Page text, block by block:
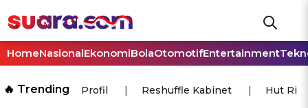
HomeNasionalEkonomiBolaOtomotifEntertainment
🔥 Trending Profil Reshuffle Kabinet Hut Ri